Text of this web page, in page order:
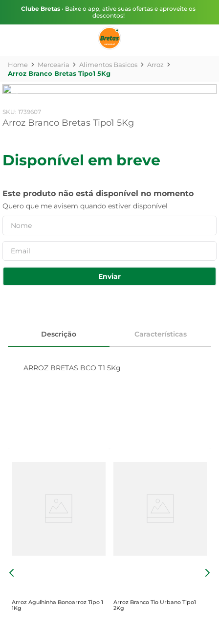
Clube Bretas • Baixe o app, ative suas ofertas e aproveite os
descontos!
Mercearia Alimentos Basicos
Arroz
Arroz Branco Bretas Tipo1 5Kg
: 1739607
Arroz Branco Bretas Tipo1 5Kg
Disponível em breve
Este produto não está disponível no momento
Quero que me avisem quando estiver disponível
Enviar
Descrição Características
ARROZ BRETAS BCO T1 5Kg
Arroz Agulhinha Bonoarroz Tipo 1
1Kg
Arroz Branco Tio Urbano Tipo1
2Kg